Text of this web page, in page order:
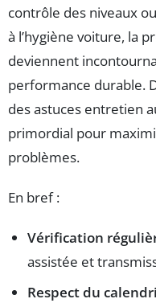
contrôle des niveaux
à l’hygiène voiture, la
deviennent
performance durable.
des astuces entretien
primordial pour
problèmes.
En bref :
Vérification
assistée et
Respect du